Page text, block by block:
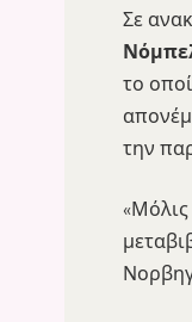
Σε
το
την